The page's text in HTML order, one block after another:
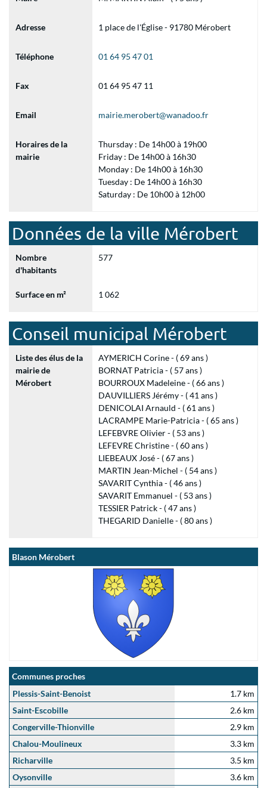
Adresse 1 place de l'Église - 91780 Mérobert
Téléphone 01 64 95 47 01
Fax 01 64 95 47 11
Email mairie.merobert@wanadoo.fr
Horaires de la
mairie
Thursday : De 14h00 à 19h00
Friday : De 14h00 à 16h30
Monday : De 14h00 à 16h30
Tuesday : De 14h00 à 16h30
Saturday : De 10h00 à 12h00
Données de la ville Mérobert
Nombre
d'habitants
577
Surface en m² 1 062
Conseil municipal Mérobert
Liste des élus de la
mairie de
Mérobert
AYMERICH Corine - ( 69 ans )
BORNAT Patricia - ( 57 ans )
BOURROUX Madeleine - ( 66 ans )
DAUVILLIERS Jérémy - ( 41 ans )
DENICOLAI Arnauld - ( 61 ans )
LACRAMPE Marie-Patricia - ( 65 ans )
LEFEBVRE Olivier - ( 53 ans )
LEFEVRE Christine - ( 60 ans )
LIEBEAUX José - ( 67 ans )
MARTIN Jean-Michel - ( 54 ans )
SAVARIT Cynthia - ( 46 ans )
SAVARIT Emmanuel - ( 53 ans )
TESSIER Patrick - ( 47 ans )
THEGARID Danielle - ( 80 ans )
Blason Mérobert
Communes proches
Plessis-Saint-Benoist
1.7 km
Saint-Escobille
2.6 km
Congerville-Thionville
2.9 km
Chalou-Moulineux
3.3 km
Richarville
3.5 km
Oysonville
3.6 km